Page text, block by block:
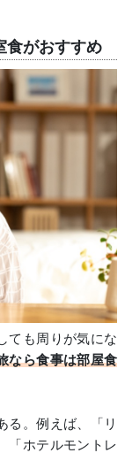
食がおすすめ
ても周りが気にな
なら食事は部屋食
る。例えば、「リ
「ホテルモントレ